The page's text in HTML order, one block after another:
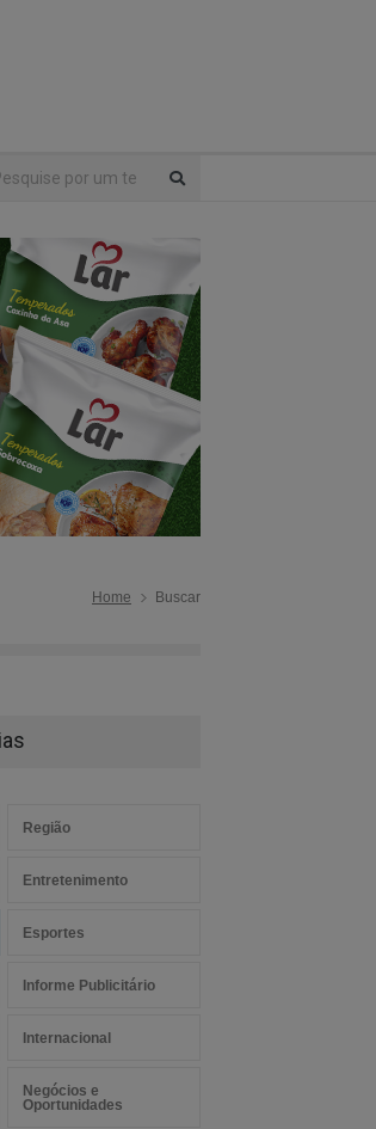
Home Buscar
Região
Entretenimento
Esportes
Informe Publicitário
Internacional
Negócios e
Oportunidades